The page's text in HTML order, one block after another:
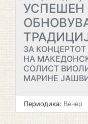
УСПЕШЕН
ЗА
НА
СОЛИСТ
МАРИНЕ
Периодика: Вечер